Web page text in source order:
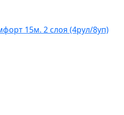
15м. 2 слоя (4рул/8уп)